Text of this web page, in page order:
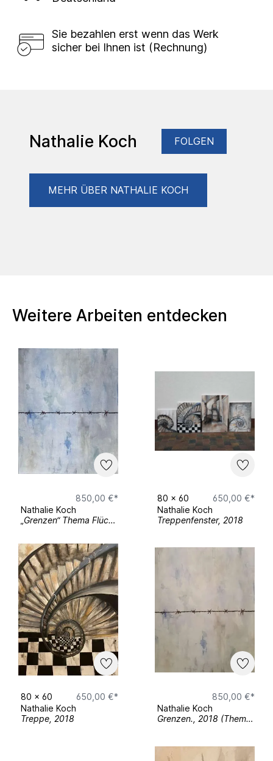
Sie bezahlen erst wenn das Werk
sicher bei Ihnen ist (Rechnung)
Nathalie Koch FOLGEN
MEHR ÜBER NATHALIE KOCH
Weitere Arbeiten entdecken
850,00 €*
Nathalie Koch
„Grenzen“ Thema Flüchtlingspolitik und „imaginäre“ Grenzen auf dem Meer; Acryl auf Leinwand
80 x 60
650,00 €*
Nathalie Koch
Treppenfenster, 2018
80 x 60
650,00 €*
Nathalie Koch
Treppe, 2018
850,00 €*
Nathalie Koch
Grenzen., 2018 (Thema Flüchtlingspolitik und „imaginäre“ Grenzen auf dem Meer; Acryl auf Leinwand)